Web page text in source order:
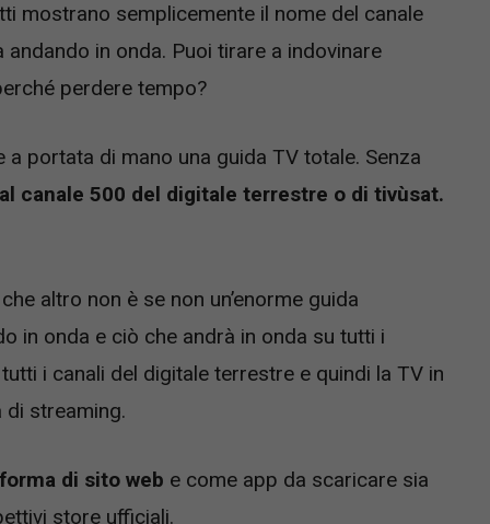
mostrano semplicemente il nome del canale
in onda. Puoi tirare a indovinare
perdere tempo?
portata di mano una guida TV totale. Senza
al canale 500 del digitale terrestre o di tivùsat.
altro non è se non un’enorme guida
in onda e ciò che andrà in onda su tutti i
i canali del digitale terrestre e quindi la TV in
streaming.
di sito web e come app da scaricare sia
store ufficiali.